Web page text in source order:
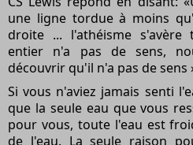
une ligne tordue à moins
droite ... l'athéisme s'avère
entier n'a pas de sens,
découvrir qu'il n'a pas de sens
Si vous n'aviez jamais senti
que la seule eau que vous
pour vous, toute l'eau est
de l'eau. La seule raison